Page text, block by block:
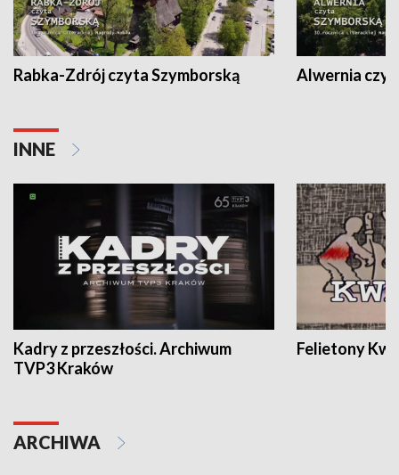
Rabka-Zdrój czyta Szymborską Alwernia
INNE
Kadry z przeszłości. Archiwum
TVP3 Kraków
Felietony
ARCHIWA